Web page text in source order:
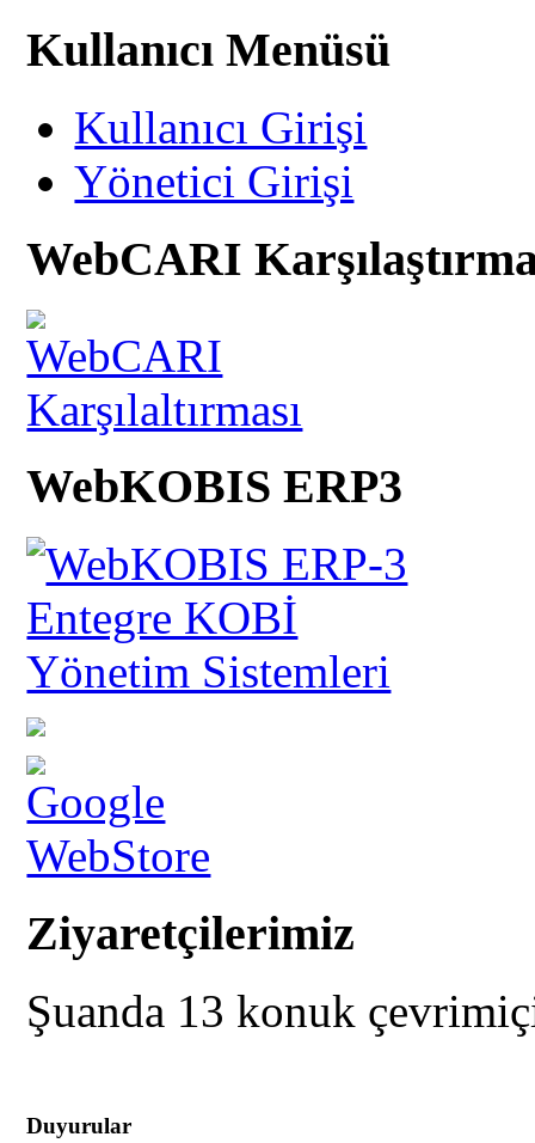
Kullanıcı Menüsü
Kullanıcı Girişi
Yönetici Girişi
WebCARI
WebKOBIS ERP3
Ziyaretçilerimiz
Şuanda 13 konuk
Duyurular